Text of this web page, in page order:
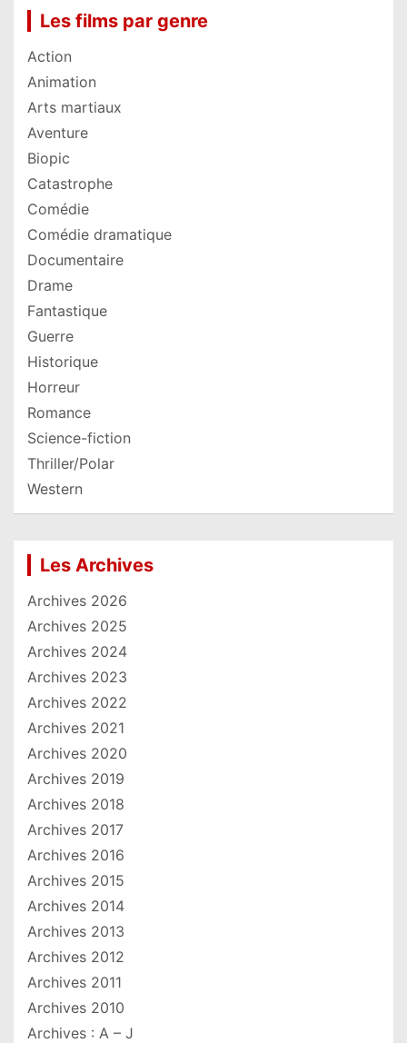
Les films par genre
Action
Animation
Arts martiaux
Aventure
Biopic
Catastrophe
Comédie
Comédie dramatique
Documentaire
Drame
Fantastique
Guerre
Historique
Horreur
Romance
Science-fiction
Thriller/Polar
Western
Les Archives
Archives 2026
Archives 2025
Archives 2024
Archives 2023
Archives 2022
Archives 2021
Archives 2020
Archives 2019
Archives 2018
Archives 2017
Archives 2016
Archives 2015
Archives 2014
Archives 2013
Archives 2012
Archives 2011
Archives 2010
Archives : A – J